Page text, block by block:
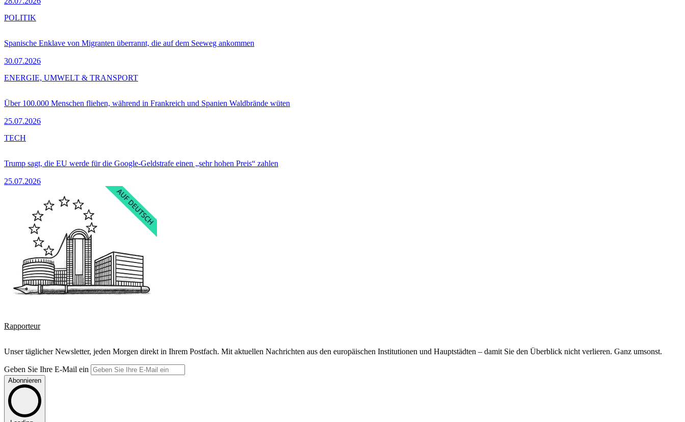
Spanische Enklave von Migranten überrannt, die auf dem Seeweg ankommen
30.07.2026
POLITIK
Über 100.000 Menschen fliehen, während in Frankreich und Spanien Waldbrände wüten
25.07.2026
ENERGIE, UMWELT & TRANSPORT
Trump sagt, die EU werde für die Google-Geldstrafe einen „sehr hohen Preis“ zahlen
25.07.2026
TECH
Rapporteur
Unser täglicher Newsletter, jeden Morgen direkt in Ihrem Postfach. Mit aktuellen Nachrichten aus den europäischen Institutionen und Hauptstädten – damit Sie den Überblick nicht verlieren. Ganz umsonst.
Geben Sie Ihre E-Mail ein
Abonnieren